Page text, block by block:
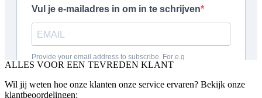
ALLES VOOR EEN TEVREDEN KLANT
Wil jij weten hoe onze klanten onze service ervaren? Bekijk onze
klantbeoordelingen: